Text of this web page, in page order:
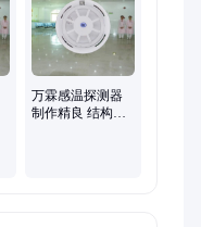
万霖感温探测器
制作精良 结构新